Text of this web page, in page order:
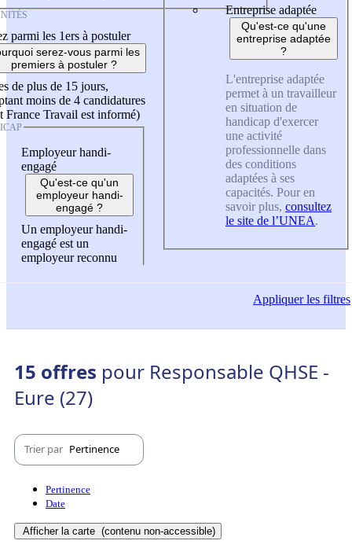
parmi les 1ers à postuler
serez-vous parmi les
premiers à postuler ?
de plus de 15 jours,
moins de 4 candidatures
France Travail est informé)
Employeur handi-
engagé
Qu'est-ce qu'un
employeur handi-
engagé ?
Un employeur handi-
engagé est un
employeur reconnu
Entreprise adaptée
Qu'est-ce qu'une
entreprise adaptée
?
L'entreprise adaptée
permet à un travailleur
en situation de
handicap d'exercer
une activité
professionnelle dans
des conditions
adaptées à ses
capacités. Pour en
savoir plus, consultez
le site de l’UNEA.
Appliquerles filtres
15 offres pour Responsable QHSE -
Eure (27)
Trier par Pertinence
Pertinence
Date
Afficher la carte (contenu non-accessible)